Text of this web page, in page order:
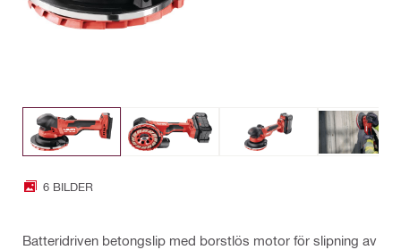
6 BILDER
Batteridriven betongslip med borstlös motor för slipning av